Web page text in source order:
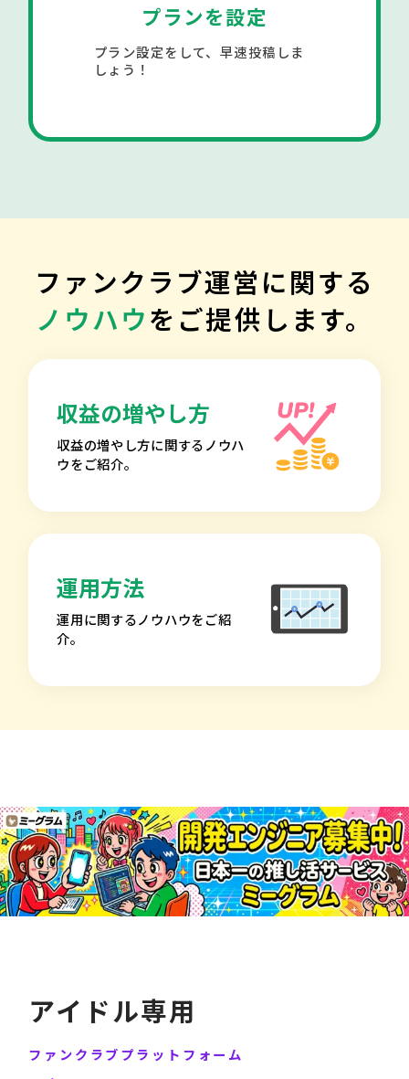
プランを設定
プラン設定をして、早速投稿しま
しょう！
ファンクラブ運営に関する
ノウハウをご提供します。
収益の増やし方
収益の増やし方に関するノウハ
ウをご紹介。
運用方法
運用に関するノウハウをご紹
介。